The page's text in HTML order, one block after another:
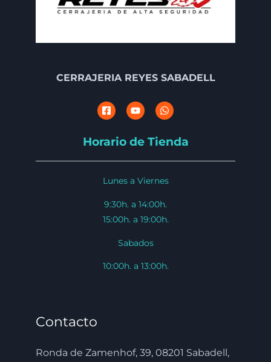
CERRAJERIA REYES SABADELL
Horario de Tienda
Lunes a Viernes
9:30h. a 14:00h.
15:00h. a 19:00h.
Sabados
10:00h. a 13:00h.
Contacto
Ronda de Zamenhof, 39, 08201 Sabadell,